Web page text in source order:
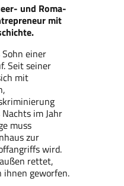
und Roma-
mit
einer
Seit seiner
mit
im Jahr
muss
zur
wird.
rettet,
ihnen geworfen.